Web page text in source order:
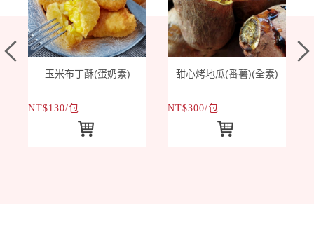
玉米布丁酥(蛋奶素)
NT$130/包
甜心烤地瓜(番薯)(全素)
NT$300/包